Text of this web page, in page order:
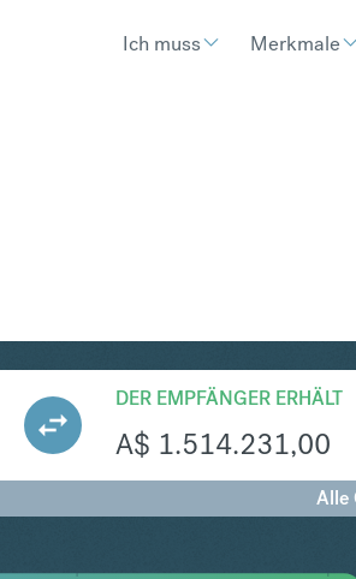
Ich muss Merkmale
DER EMPFÄNGER ERHÄLT
A$ 1.514.231,00
Alle